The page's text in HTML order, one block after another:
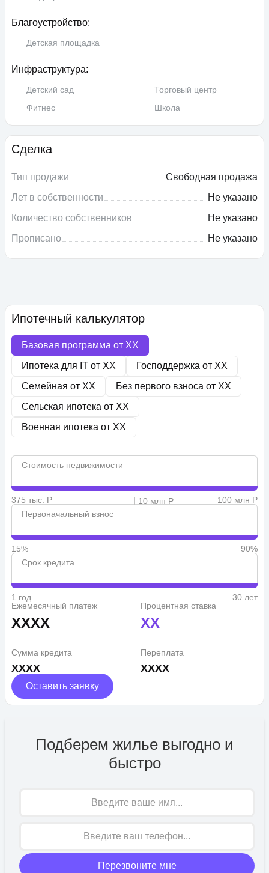
Благоустройство:
Детская площадка
Инфраструктура:
Детский сад
Торговый центр
Фитнес
Школа
Сделка
Тип продажи
Свободная продажа
Лет в собственности
Не указано
Количество собственников
Не указано
Прописано
Не указано
Ипотечный калькулятор
Базовая программа от XX
Ипотека для IT от XX Господдержка от XX
Семейная от XX Без первого взноса от XX
Сельская ипотека от XX
Военная ипотека от XX
Стоимость недвижимости
375 тыс. Р 10 млн Р
100 млн Р
Первоначальный взнос
15%
90%
Срок кредита
1 год
30 лет
Ежемесячный платеж
XXXX
Процентная ставка
XX
Сумма кредита
XXXX
Переплата
XXXX
Оставить заявку
Подберем жилье выгодно и
быстро
Перезвоните мне